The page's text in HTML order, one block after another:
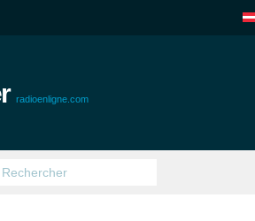
radioenligne.com